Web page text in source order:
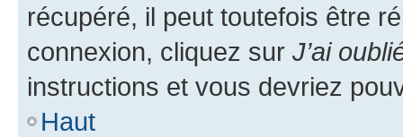
récupéré, il peut toutefois être
connexion, cliquez sur J’ai
instructions et vous devriez
Haut